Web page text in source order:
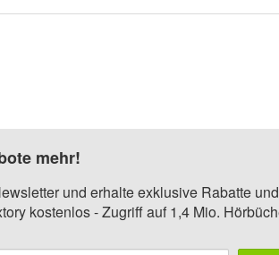
mehr!
und erhalte exklusive Rabatte
kostenlos - Zugriff auf 1,4 Mio.